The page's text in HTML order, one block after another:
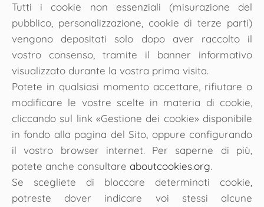
Tutti i cookie non essenziali (misurazione del
pubblico, personalizzazione, cookie di terze parti)
vengono depositati solo dopo aver raccolto il
vostro consenso, tramite il banner informativo
visualizzato durante la vostra prima visita.
Potete in qualsiasi momento accettare, rifiutare o
modificare le vostre scelte in materia di cookie,
cliccando sul link «Gestione dei cookie» disponibile
in fondo alla pagina del Sito, oppure configurando
il vostro browser internet. Per saperne di più,
potete anche consultare aboutcookies.org.
Se scegliete di bloccare determinati cookie,
potreste dover indicare voi stessi alcune